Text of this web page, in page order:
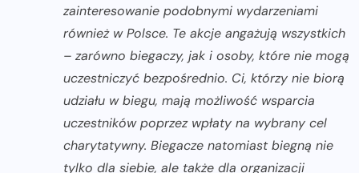
zainteresowanie podobnymi wydarzeniami
również w Polsce. Te akcje angażują wszystkich
– zarówno biegaczy, jak i osoby, które nie mogą
uczestniczyć bezpośrednio. Ci, którzy nie biorą
udziału w biegu, mają możliwość wsparcia
uczestników poprzez wpłaty na wybrany cel
charytatywny. Biegacze natomiast biegną nie
tylko dla siebie, ale także dla organizacji